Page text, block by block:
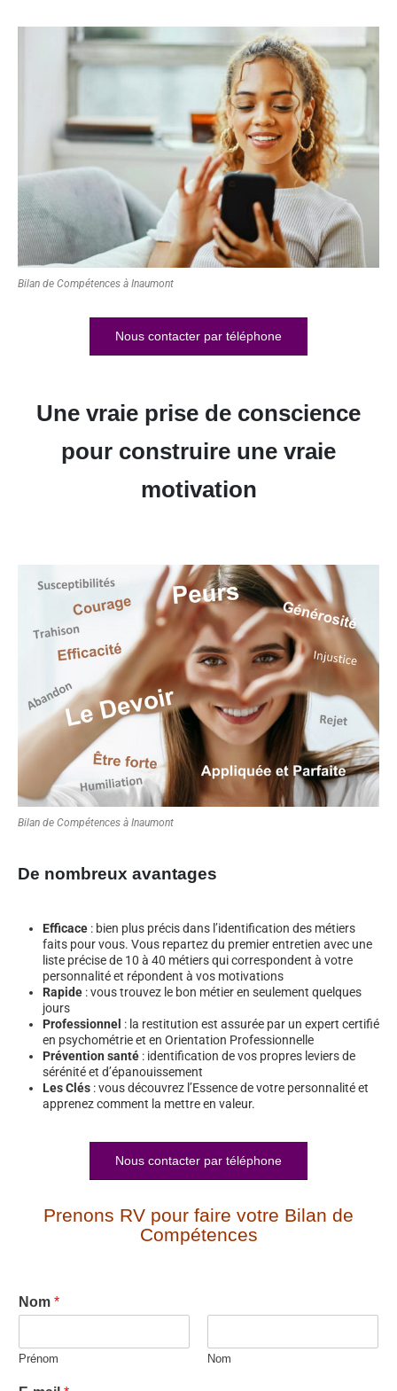
Bilan de Compétences à Inaumont
Nous contacter par téléphone
Une vraie prise de conscience
pour construire une vraie
motivation
Bilan de Compétences à Inaumont
De nombreux avantages
Efficace : bien plus précis dans l’identification des métiers
faits pour vous. Vous repartez du premier entretien avec une
liste précise de 10 à 40 métiers qui correspondent à votre
personnalité et répondent à vos motivations
Rapide : vous trouvez le bon métier en seulement quelques
jours
Professionnel : la restitution est assurée par un expert certifié
en psychométrie et en Orientation Professionnelle
Prévention santé : identification de vos propres leviers de
sérénité et d’épanouissement
Les Clés : vous découvrez l’Essence de votre personnalité et
apprenez comment la mettre en valeur.
Nous contacter par téléphone
Prenons RV pour faire votre Bilan de
Compétences
Nom *
Prénom Nom